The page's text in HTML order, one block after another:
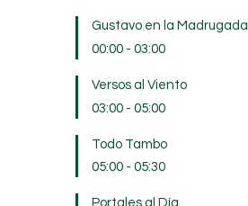
Gustavo en la Madrugada
00:00 - 03:00
Versos al Viento
03:00 - 05:00
Todo Tambo
05:00 - 05:30
Portales al Día